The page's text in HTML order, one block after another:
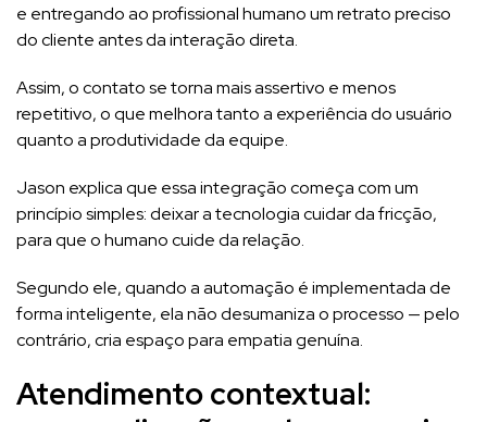
e entregando ao profissional humano um retrato preciso
do cliente antes da interação direta.
Assim, o contato se torna mais assertivo e menos
repetitivo, o que melhora tanto a experiência do usuário
quanto a produtividade da equipe.
Jason explica que essa integração começa com um
princípio simples: deixar a tecnologia cuidar da fricção,
para que o humano cuide da relação.
Segundo ele, quando a automação é implementada de
forma inteligente, ela não desumaniza o processo — pelo
contrário, cria espaço para empatia genuína.
Atendimento contextual: